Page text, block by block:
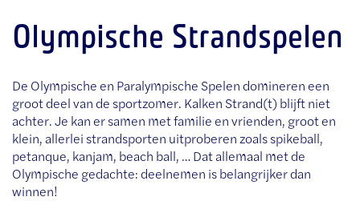
Olympische Strandspelen
De Olympische en Paralympische Spelen domineren een
groot deel van de sportzomer. Kalken Strand(t) blijft niet
achter. Je kan er samen met familie en vrienden, groot en
klein, allerlei strandsporten uitproberen zoals spikeball,
petanque, kanjam, beach ball, … Dat allemaal met de
Olympische gedachte: deelnemen is belangrijker dan
winnen!